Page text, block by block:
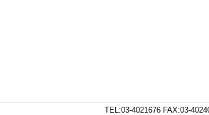
TEL:03-4021676FAX:03-